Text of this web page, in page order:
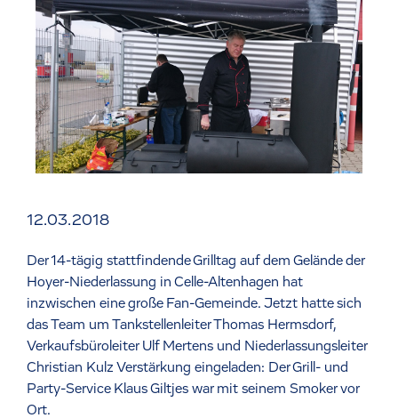
12.03.2018
Der 14-tägig stattfindende Grilltag auf dem Gelände der
Hoyer-Niederlassung in Celle-Altenhagen hat
inzwischen eine große Fan-Gemeinde. Jetzt hatte sich
das Team um Tankstellenleiter Thomas Hermsdorf,
Verkaufsbüroleiter Ulf Mertens und Niederlassungsleiter
Christian Kulz Verstärkung eingeladen: Der Grill- und
Party-Service Klaus Giltjes war mit seinem Smoker vor
Ort.